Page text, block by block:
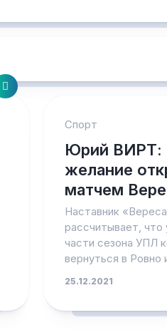
Спорт
Юрий ВИРТ:
желание
матчем
Наставник
рассчитывает,
части сезона УПЛ
вернуться в Ровно
25.12.2021